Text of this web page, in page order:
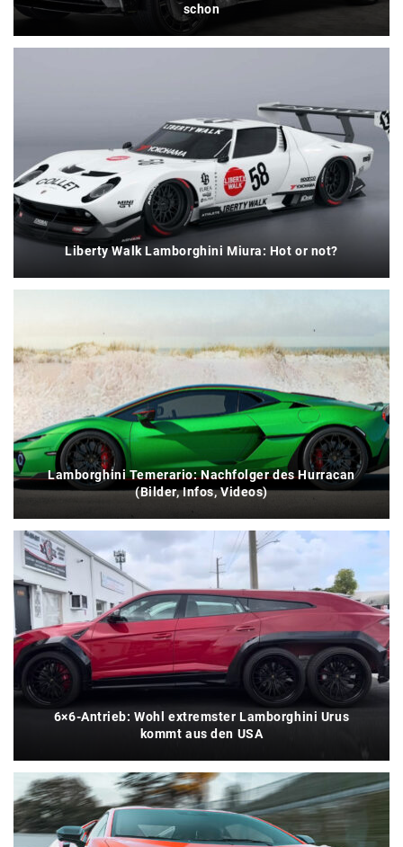
schon
Liberty Walk Lamborghini Miura: Hot or not?
Lamborghini Temerario: Nachfolger des Hurracan
(Bilder, Infos, Videos)
6×6-Antrieb: Wohl extremster Lamborghini Urus
kommt aus den USA